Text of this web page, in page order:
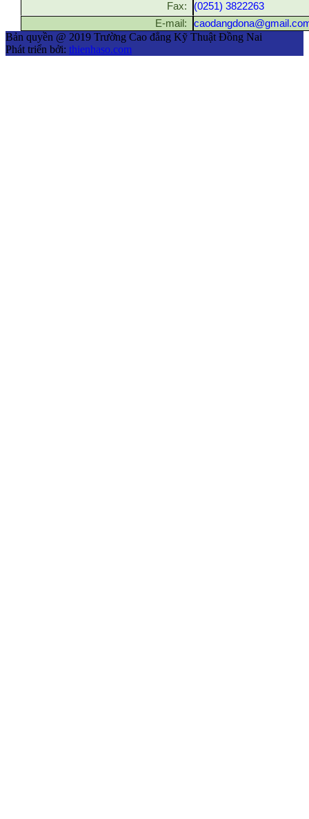
Fax:
(0251) 3822263
E-mail:
Bản quyền @ 2019 Trường Cao đẳng Kỹ Thuật Đồng Nai
Phát triển bởi: thienhaso.com